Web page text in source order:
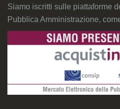
Siamo iscritti sulle piattaforme
Pubblica Amministrazione,